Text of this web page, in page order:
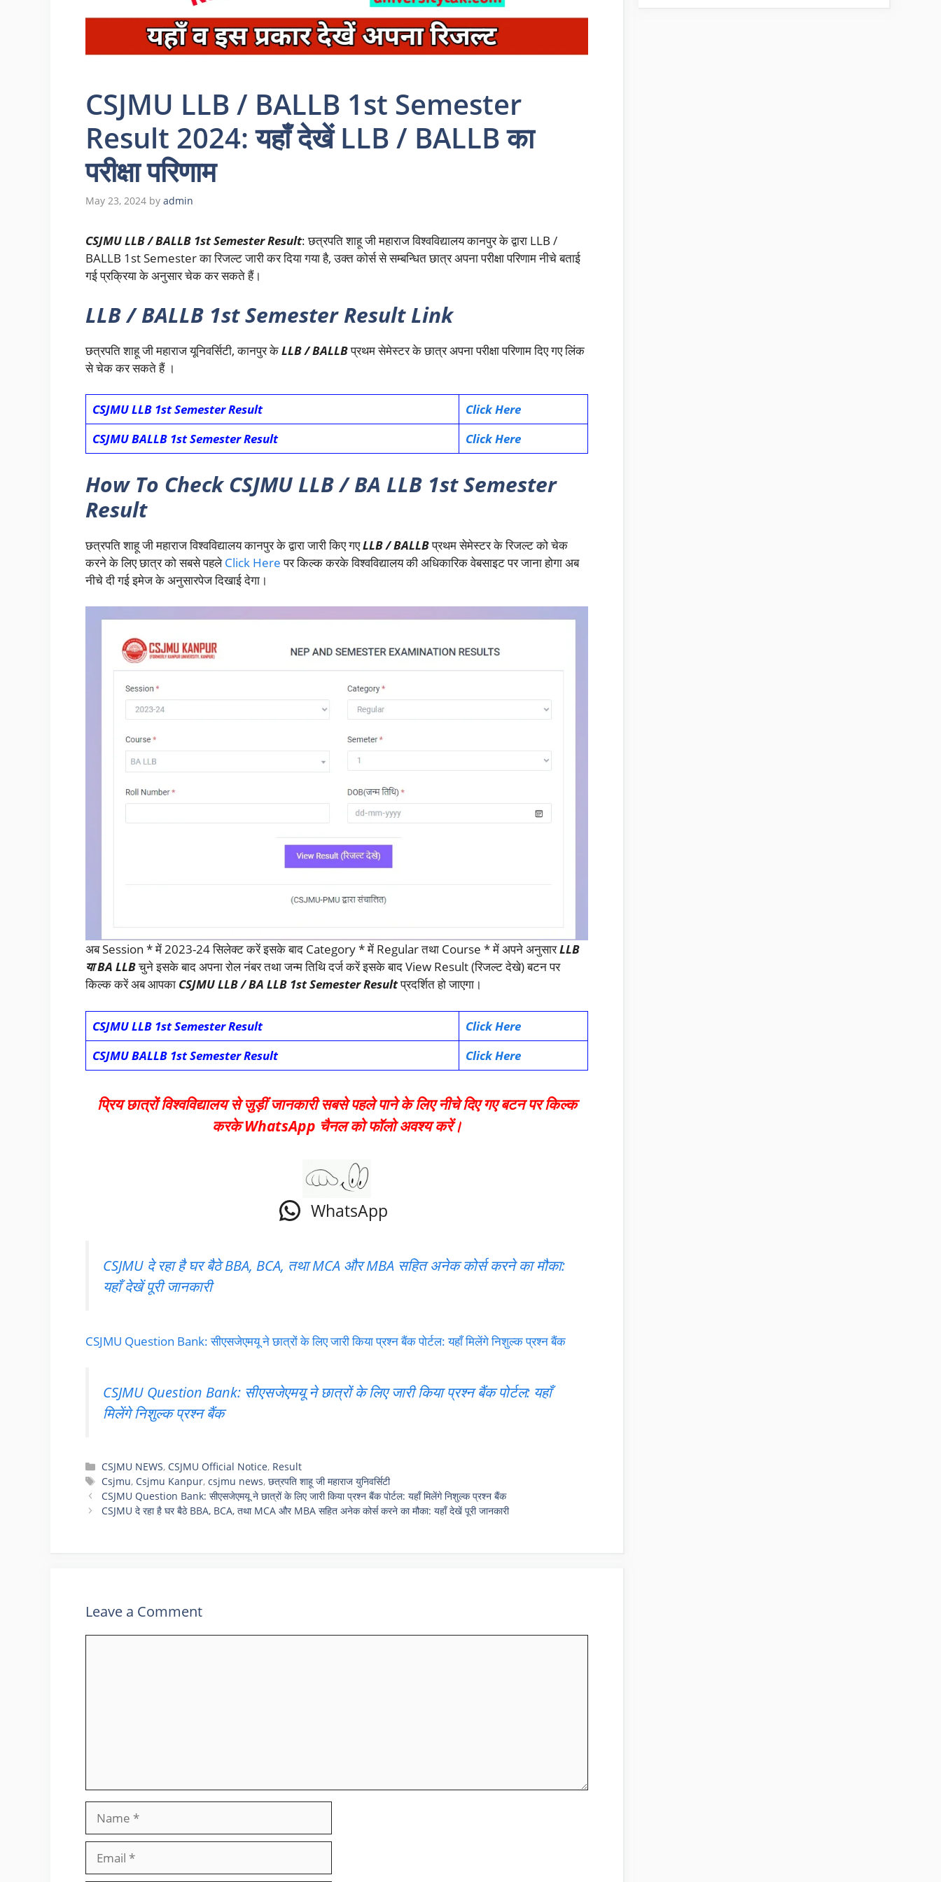
CSJMU LLB / BALLB 1st Semester
Result 2024: यहाँ देखें LLB / BALLB का
परीक्षा परिणाम
May 23, 2024 by admin
CSJMU LLB / BALLB 1st Semester Result: छत्रपति शाहू जी महाराज विश्वविद्यालय कानपुर के द्वारा LLB /
BALLB 1st Semester का रिजल्ट जारी कर दिया गया है, उक्त कोर्स से सम्बन्धित छात्र अपना परीक्षा परिणाम नीचे बताई
गई प्रक्रिया के अनुसार चेक कर सकते हैं।
LLB / BALLB 1st Semester Result Link
छत्रपति शाहू जी महाराज यूनिवर्सिटी, कानपुर केLLB / BALLBप्रथम सेमेस्टर के छात्र अपना परीक्षा परिणाम दिए गए लिंक
से चेक कर सकते हैं ।
CSJMU LLB 1st Semester Result
Click Here
CSJMU BALLB 1st Semester Result
Click Here
How To Check CSJMU LLB / BA LLB 1st Semester
Result
छत्रपति शाहू जी महाराज विश्वविद्यालय कानपुर के द्वारा जारी किए गएLLB / BALLBप्रथम सेमेस्टर के रिजल्ट को चेक
करने के लिए छात्र को सबसे पहलेClick Hereपर किल्क करके विश्वविद्यालय की अधिकारिक वेबसाइट पर जाना होगा अब
नीचे दी गई इमेज के अनुसारपेज दिखाई देगा।
अब Session * में 2023-24 सिलेक्ट करें इसके बाद Category * में Regular तथा Course * में अपने अनुसारLLB
या BA LLBचुने इसके बाद अपना रोल नंबर तथा जन्म तिथि दर्ज करें इसके बाद View Result (रिजल्ट देखे) बटन पर
किल्क करें अब आपका CSJMU LLB / BA LLB 1st Semester Resultप्रदर्शित हो जाएगा।
CSJMU LLB 1st Semester Result
Click Here
CSJMU BALLB 1st Semester Result
Click Here
प्रिय छात्रों विश्वविद्यालय से जुड़ीं जानकारी सबसे पहले पाने के लिए नीचे दिए गए बटन पर किल्क
करके WhatsApp चैनल को फॉलो अवश्य करें।
WhatsApp
CSJMU दे रहा है घर बैठे BBA, BCA, तथा MCA और MBA सहित अनेक कोर्स करने का मौका:
यहाँ देखें पूरी जानकारी
CSJMU Question Bank: सीएसजेएमयू ने छात्रों के लिए जारी किया प्रश्न बैंक पोर्टल: यहाँ मिलेंगे निशुल्क प्रश्न बैंक
CSJMU Question Bank: सीएसजेएमयू ने छात्रों के लिए जारी किया प्रश्न बैंक पोर्टल: यहाँ
मिलेंगे निशुल्क प्रश्न बैंक
Categories
CSJMU NEWS, CSJMU Official Notice, Result
Tags
Csjmu, Csjmu Kanpur,csjmu news,छत्रपति शाहू जी महाराज युनिवर्सिटी
CSJMU Question Bank: सीएसजेएमयू ने छात्रों के लिए जारी किया प्रश्न बैंक पोर्टल: यहाँ मिलेंगे निशुल्क प्रश्न बैंक
CSJMU दे रहा है घर बैठे BBA, BCA, तथा MCA और MBA सहित अनेक कोर्स करने का मौका: यहाँ देखें पूरी जानकारी
Leave a Comment